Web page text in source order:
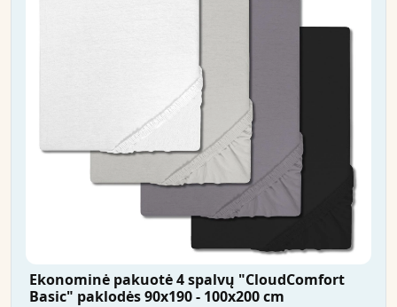
Ekonominė pakuotė 4 spalvų "CloudComfort
Basic" paklodės 90x190 - 100x200 cm